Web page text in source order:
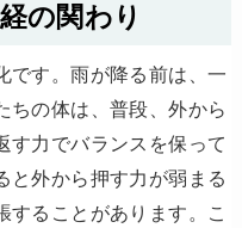
の関わり
です。雨が降る前は、一
ちの体は、普段、外から
す力でバランスを保って
と外から押す力が弱まる
することがあります。こ